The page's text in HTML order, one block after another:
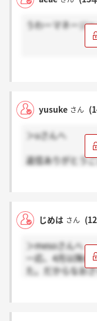
うわーマネージ
yusuke さん
＞uさんへ
返信ありがとう
じめは さん
＞mesoさんへ
一応、4月以降の
た。だからなお